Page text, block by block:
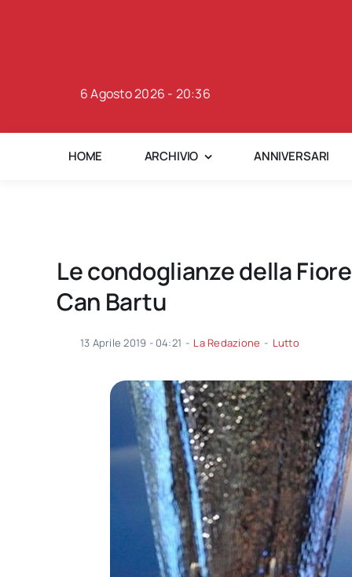
6 Agosto 2026 - 20:36
HOME ARCHIVIO ANNIVERSARI
Le condoglianze della
Can Bartu
13 Aprile 2019 - 04:21 - La Redazione - Lutto